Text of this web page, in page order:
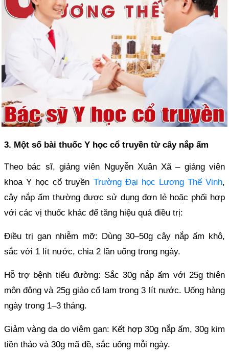
3. Một số bài thuốc Y học cổ truyền từ cây nắp ấm
Theo bác sĩ, giảng viên Nguyễn Xuân Xã – giảng viên
khoa Y học cổ truyền Trường Đại học Lương Thế Vinh,
cây nắp ấm thường được sử dụng đơn lẻ hoặc phối hợp
với các vị thuốc khác để tăng hiệu quả điều trị:
Điều trị gan nhiễm mỡ: Dùng 30–50g cây nắp ấm khô,
sắc với 1 lít nước, chia 2 lần uống trong ngày.
Hỗ trợ bệnh tiểu đường: Sắc 30g nắp ấm với 25g thiên
môn đông và 25g giảo cổ lam trong 3 lít nước. Uống hàng
ngày trong 1–3 tháng.
Giảm vàng da do viêm gan: Kết hợp 30g nắp ấm, 30g kim
tiền thảo và 30g mã đề, sắc uống mỗi ngày.